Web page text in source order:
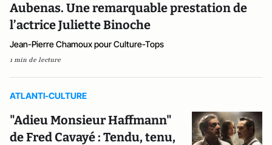
Aubenas. Une remarquable prestation de
l’actrice Juliette Binoche
Jean-Pierre Chamoux pour Culture-Tops
1 min de lecture
ATLANTI-CULTURE
"Adieu Monsieur Haffmann"
de Fred Cavayé : Tendu, tenu,